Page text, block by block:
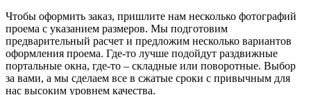
Чтобы оформить заказ, пришлите нам несколько фотографий
проема с указанием размеров. Мы подготовим
предварительный расчет и предложим несколько вариантов
оформления проема. Где-то лучше подойдут раздвижные
портальные окна, где-то – складные или поворотные. Выбор
за вами, а мы сделаем все в сжатые сроки с привычным для
нас высоким уровнем качества.